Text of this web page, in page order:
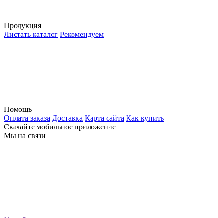
Продукция
Листать каталог Рекомендуем
Помощь
Оплата заказа Доставка Карта сайта Как купить
Скачайте мобильное приложение
Мы на связи